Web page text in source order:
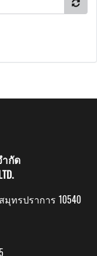
กัด
ทรปราการ 10540